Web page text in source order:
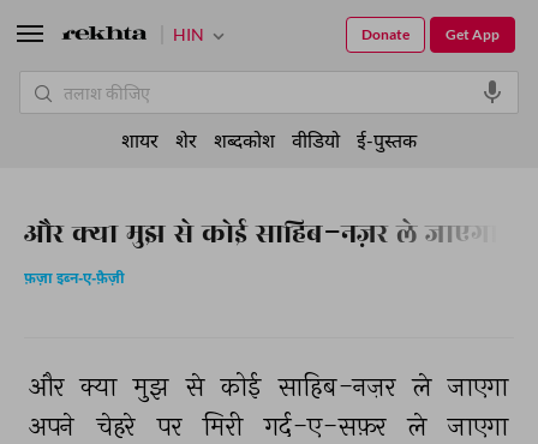
और क्या मुझ से कोई साहिब-नज़र ले जाएगा
फ़ज़ा इब्न-ए-फ़ैज़ी
और क्या मुझ से कोई साहिब-नज़र ले जाएगा
अपने
चेहरे पर मिरी गर्द-ए-सफ़र ले जाएगा
HIN Get App
Donate
शायर शेर शब्दकोश वीडियो ई-पुस्तक